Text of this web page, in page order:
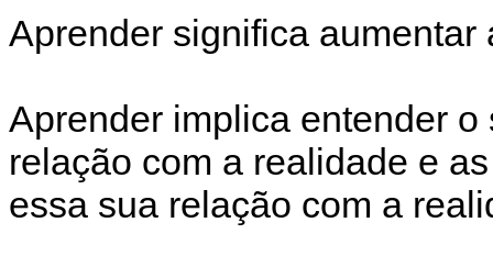
Aprender significa
Aprender implica entender
relação com a realidade e
essa sua relação com a